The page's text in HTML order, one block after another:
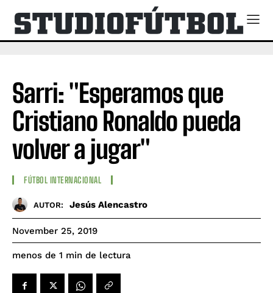
Sarri: "Esperamos que
Cristiano Ronaldo pueda
volver a jugar"
FÚTBOL INTERNACIONAL
AUTOR: Jesús Alencastro
November 25, 2019
menos de 1 min de lectura